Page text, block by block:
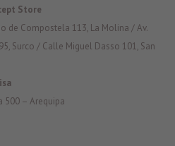
Store
de Compostela 113, La Molina / Av.
Surco / Calle Miguel Dasso 101, San
500 – Arequipa